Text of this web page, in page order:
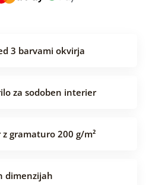
3 barvami okvirja
za sodoben interier
gramaturo 200 g/m²
dimenzijah